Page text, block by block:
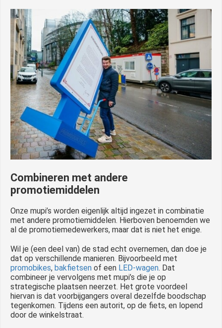
Combineren met andere
promotiemiddelen
Onze mupi’s worden eigenlijk altijd ingezet in combinatie
met andere promotiemiddelen. Hierboven benoemden we
al de promotiemedewerkers, maar dat is niet het enige.
Wil je (een deel van) de stad echt overnemen, dan doe je
dat op verschillende manieren. Bijvoorbeeld met
promobikes, bakfietsen of een LED-wagen. Dat
combineer je vervolgens met mupi’s die je op
strategische plaatsen neerzet. Het grote voordeel
hiervan is dat voorbijgangers overal dezelfde boodschap
tegenkomen. Tijdens een autorit, op de fiets, en lopend
door de winkelstraat.